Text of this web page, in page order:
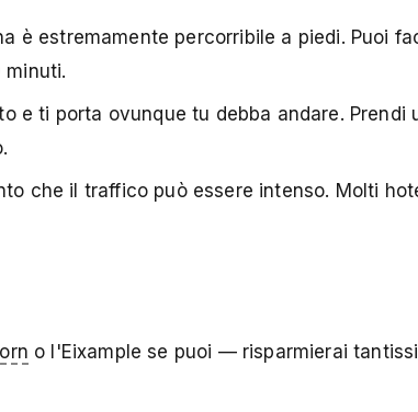
è estremamente percorribile a piedi. Puoi
minuti.
e ti porta ovunque tu debba andare. Prendi
che il traffico può essere intenso. Molti
o l'Eixample se puoi — risparmierai